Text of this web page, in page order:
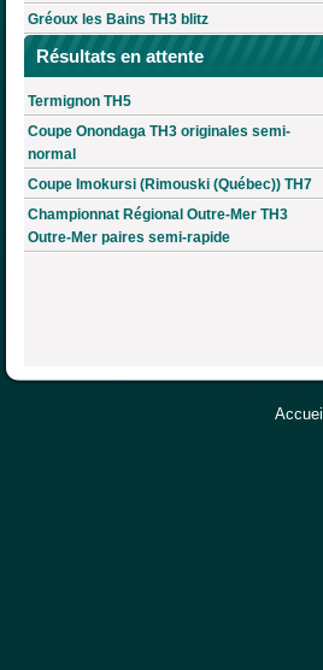
Gréoux les Bains TH3 blitz
Résultats en attente
Termignon TH5
Coupe Onondaga TH3 originales semi-
normal
Coupe Imokursi (Rimouski (Québec)) TH7
Championnat Régional Outre-Mer TH3
Outre-Mer paires semi-rapide
Accueil